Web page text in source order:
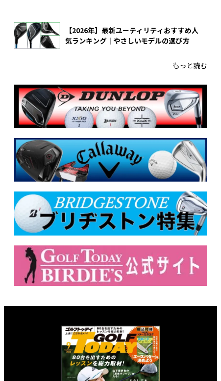
【2026年】最新ユーティリティおすすめ人
気ランキング｜やさしいモデルの選び方
もっと読む